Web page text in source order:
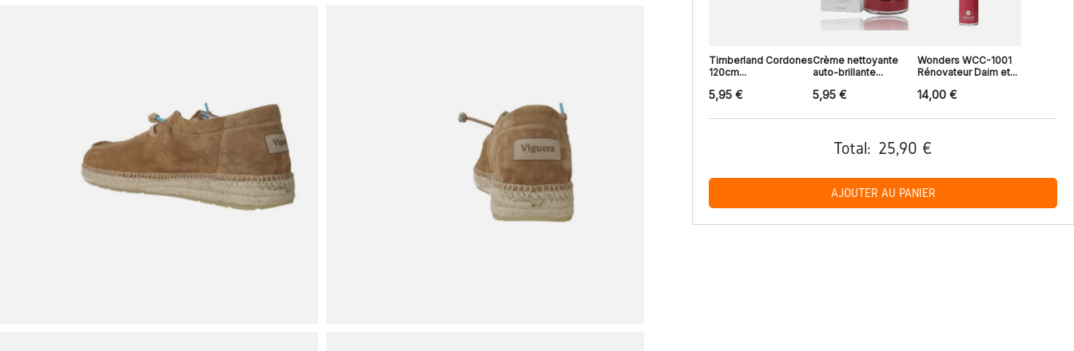
Timberland Cordones
120cm...
5,95 €
Crème nettoyante
auto-brillante...
5,95 €
Wonders WCC-1001
Rénovateur Daim et...
14,00 €
Total: 25,90 €
AJOUTER AU PANIER